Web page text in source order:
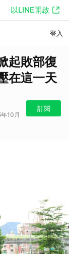
以LINE開啟
登入
起敗部復
在這一天
10月
訂閱